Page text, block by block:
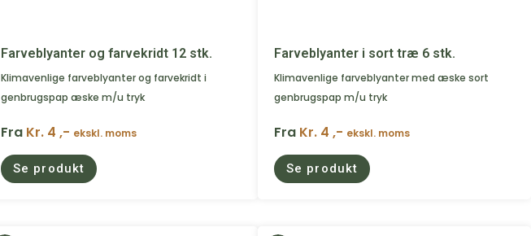
Farveblyanter og farvekridt 12 stk.
Klimavenlige farveblyanter og farvekridt i
genbrugspap æske m/u tryk
Fra Kr. 4 ,- ekskl. moms
Se produkt
Farveblyanter i sort træ 6 stk.
Klimavenlige farveblyanter med æske sort
genbrugspap m/u tryk
Fra Kr. 4 ,- ekskl. moms
Se produkt